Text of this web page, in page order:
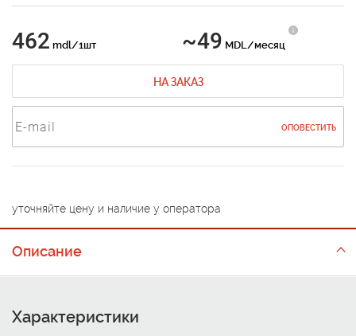
462 mdl/1шт ~49 MDL/месяц
НА ЗАКАЗ
ОПОВЕСТИТЬ
уточняйте цену и наличие у оператора
Описание
Характеристики